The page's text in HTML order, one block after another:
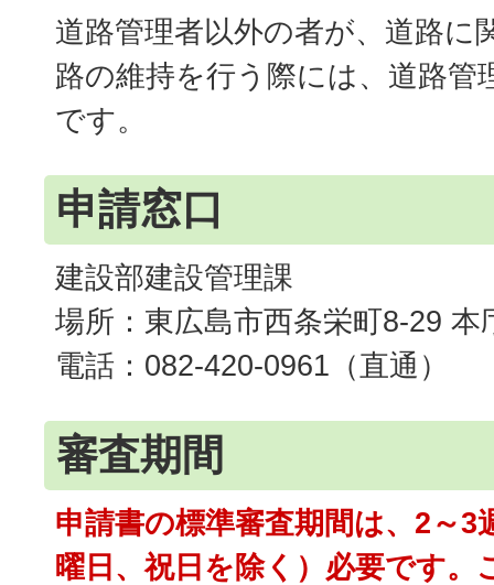
道路管理者以外の者が、道路に
路の維持を行う際には、道路管
です。
申請窓口
建設部建設管理課
場所：東広島市西条栄町8-29 本
電話：082-420-0961（直通）
審査期間
申請書の標準審査期間は、2～3
曜日、祝日を除く）必要です。